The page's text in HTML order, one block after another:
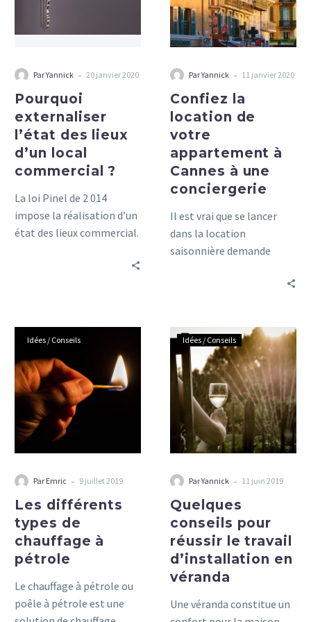
local
Par Yannick - 20 janvier 2020
Pourquoi
externaliser
l’état des lieux
d’un local
commercial ?
La loi Pinel de 2 014
impose la réalisation d’un
état des lieux commercial.
bureaux ou de locaux à
usage commercial.
appartement
à
Cannes
conciergerie
Par Yannick - 11 janvier 2020
Confiez la
location de
votre
appartement à
Cannes à une
conciergerie
Il est vrai que se lancer
dans la location
saisonnière demande
différents
types
de
chauffage
Idées / Conseils
Par Emric - 9 juillet 2019
Les différents
types de
chauffage à
pétrole
Le chauffage à pétrole ou
poêle à pétrole est une
Quelques
conseils
pour
réussir
le
travail
d’installation
en
Idées / Conseils
Par Yannick - 11 juin 2019
Quelques
conseils pour
réussir le travail
d’installation en
véranda
Une véranda constitue un